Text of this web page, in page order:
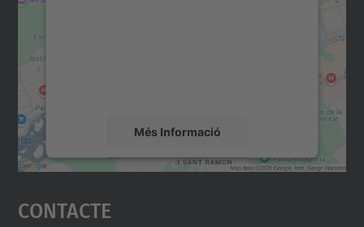
Més Informació
Accepta
powered by
Contacte